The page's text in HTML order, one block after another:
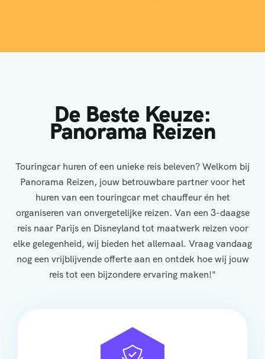
De Beste Keuze:
Panorama Reizen
Touringcar huren of een unieke reis beleven? Welkom bij
Panorama Reizen, jouw betrouwbare partner voor het
huren van een touringcar met chauffeur én het
organiseren van onvergetelijke reizen. Van een 3-daagse
reis naar Parijs en Disneyland tot maatwerk reizen voor
elke gelegenheid, wij bieden het allemaal. Vraag vandaag
nog een vrijblijvende offerte aan en ontdek hoe wij jouw
reis tot een bijzondere ervaring maken!"